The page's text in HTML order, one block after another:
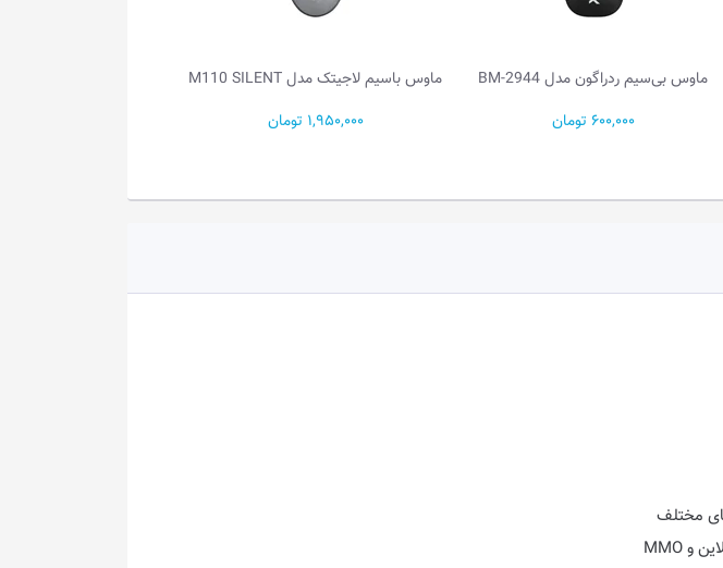
ماوس بی‌سیم ردراگون مدل BM-2944
600,000 تومان
ماوس باسیم لاجیتک مدل M110 SILENT
1,950,000 تومان